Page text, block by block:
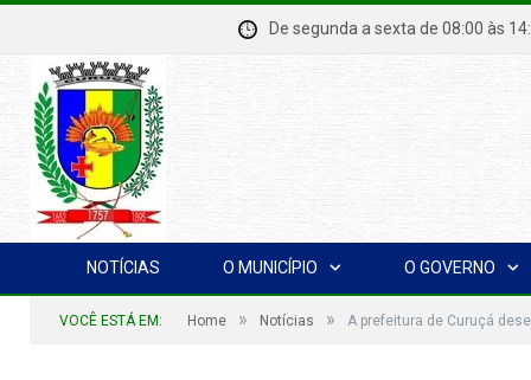
De segunda a sexta de 08:00
NOTÍCIAS O MUNICÍPIO O GOVERNO
VOCÊ ESTÁ EM: Home » Notícias » A prefeitura de Curuçá